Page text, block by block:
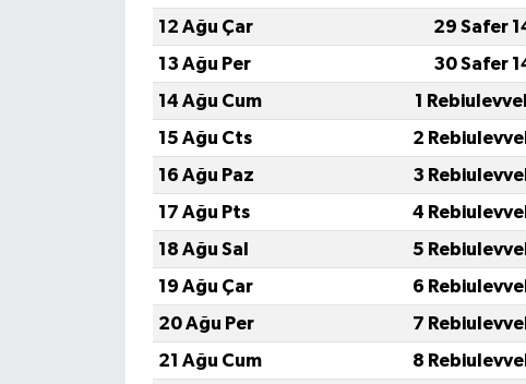
12 Ağu Çar
29 Safer
13 Ağu Per
30 Safer
14 Ağu Cum
1
15 Ağu Cts
2
16 Ağu Paz
3
17 Ağu Pts
4
18 Ağu Sal
5
19 Ağu Çar
6
20 Ağu Per
7
21 Ağu Cum
8